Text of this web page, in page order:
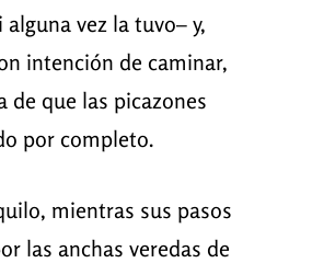
alguna vez la tuvo– y,
intención de caminar,
de que las picazones
por completo.
mientras sus pasos
las anchas veredas de